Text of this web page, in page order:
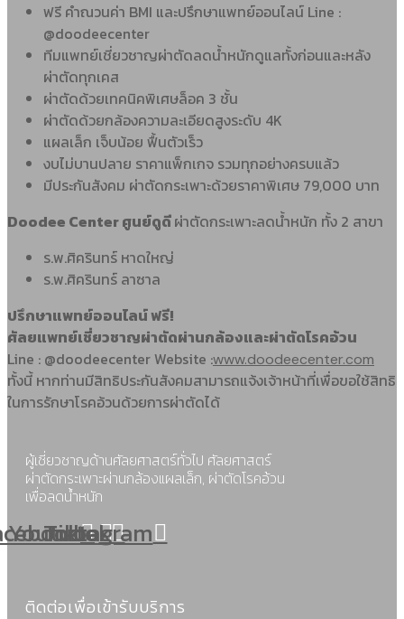
ฟรี คำณวนค่า BMI และปรึกษาแพทย์ออนไลน์ Line :
@doodeecenter
ทีมแพทย์เชี่ยวชาญผ่าตัดลดน้ำหนักดูแลทั้งก่อนและหลัง
ผ่าตัดทุกเคส
ผ่าตัดด้วยเทคนิคพิเศษล็อค 3 ชั้น
ผ่าตัดด้วยกล้องความละเอียดสูงระดับ 4K
แผลเล็ก เจ็บน้อย ฟื้นตัวเร็ว
งบไม่บานปลาย ราคาแพ็กเกจ รวมทุกอย่างครบแล้ว
มีประกันสังคม ผ่าตัดกระเพาะด้วยราคาพิเศษ 79,000 บาท
Doodee Center ศูนย์ดูดีผ่าตัดกระเพาะลดน้ำหนัก ทั้ง 2 สาขา
ร.พ.ศิครินทร์ หาดใหญ่
ร.พ.ศิครินทร์ ลาซาล
ปรึกษาแพทย์ออนไลน์ ฟรี!
ศัลยแพทย์เชี่ยวชาญผ่าตัดผ่านกล้องและผ่าตัดโรคอ้วน
Line : @doodeecenter Website :www.doodeecenter.com
ทั้งนี้ หากท่านมีสิทธิประกันสังคมสามารถแจ้งเจ้าหน้าที่เพื่อขอใช้สิทธิ
ในการรักษาโรคอ้วนด้วยการผ่าตัดได้
ผู้เชี่ยวชาญด้านศัลยศาสตร์ทั่วไป ศัลยศาสตร์
ผ่าตัดกระเพาะผ่านกล้องแผลเล็ก, ผ่าตัดโรคอ้วน
เพื่อลดน้ำหนัก
Youtube
Tiktok
Instagram
ติดต่อเพื่อเข้ารับบริการ